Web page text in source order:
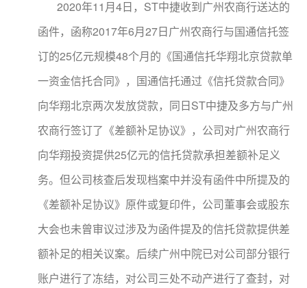
2020年11月4日，ST中捷收到广州农商行送达的
函件，函称2017年6月27日广州农商行与国通信托签
订的25亿元规模48个月的《国通信托华翔北京贷款单
一资金信托合同》，国通信托通过《信托贷款合同》
向华翔北京两次发放贷款，同日ST中捷及多方与广州
农商行签订了《差额补足协议》，公司对广州农商行
向华翔投资提供25亿元的信托贷款承担差额补足义
务。但公司核查后发现档案中并没有函件中所提及的
《差额补足协议》原件或复印件，公司董事会或股东
大会也未曾审议过涉及为函件提及的信托贷款提供差
额补足的相关议案。后续广州中院已对公司部分银行
账户进行了冻结，对公司三处不动产进行了查封，对